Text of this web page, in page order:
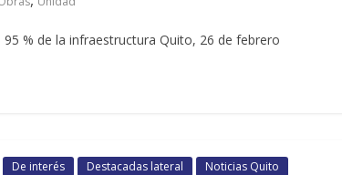
% de la infraestructura Quito, 26 de febrero
De interés Destacadas lateral
Noticias Quito